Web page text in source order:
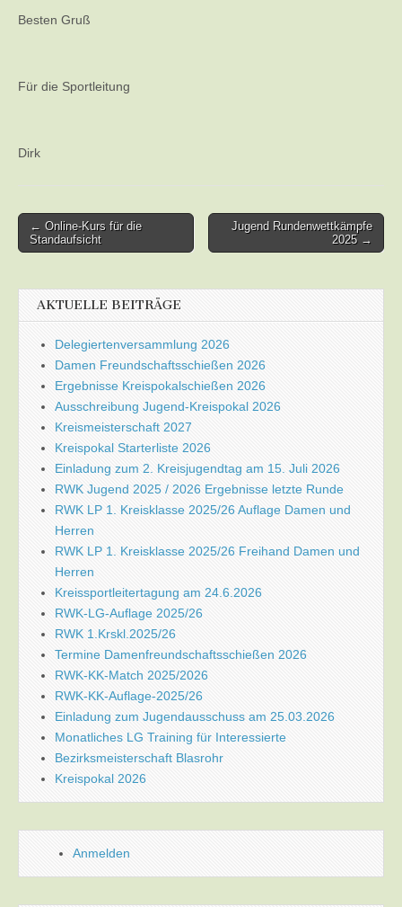
Besten Gruß
Für die Sportleitung
Dirk
Post
navigation
← Online-Kurs für die
Standaufsicht
Jugend Rundenwettkämpfe
2025 →
AKTUELLE BEITRÄGE
Delegiertenversammlung 2026
Damen Freundschaftsschießen 2026
Ergebnisse Kreispokalschießen 2026
Ausschreibung Jugend-Kreispokal 2026
Kreismeisterschaft 2027
Kreispokal Starterliste 2026
Einladung zum 2. Kreisjugendtag am 15. Juli 2026
RWK Jugend 2025 / 2026 Ergebnisse letzte Runde
RWK LP 1. Kreisklasse 2025/26 Auflage Damen und
Herren
RWK LP 1. Kreisklasse 2025/26 Freihand Damen und
Herren
Kreissportleitertagung am 24.6.2026
RWK-LG-Auflage 2025/26
RWK 1.Krskl.2025/26
Termine Damenfreundschaftsschießen 2026
RWK-KK-Match 2025/2026
RWK-KK-Auflage-2025/26
Einladung zum Jugendausschuss am 25.03.2026
Monatliches LG Training für Interessierte
Bezirksmeisterschaft Blasrohr
Kreispokal 2026
Anmelden